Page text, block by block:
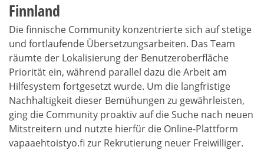
Finnland
Die finnische Community konzentrierte sich auf stetige
und fortlaufende Übersetzungsarbeiten. Das Team
räumte der Lokalisierung der Benutzeroberfläche
Priorität ein, während parallel dazu die Arbeit am
Hilfesystem fortgesetzt wurde. Um die langfristige
Nachhaltigkeit dieser Bemühungen zu gewährleisten,
ging die Community proaktiv auf die Suche nach neuen
Mitstreitern und nutzte hierfür die Online-Plattform
vapaaehtoistyo.fi zur Rekrutierung neuer Freiwilliger.